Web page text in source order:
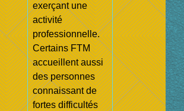
exerçant une
activité
professionnelle.
Certains FTM
accueillent aussi
des personnes
connaissant de
fortes difficultés